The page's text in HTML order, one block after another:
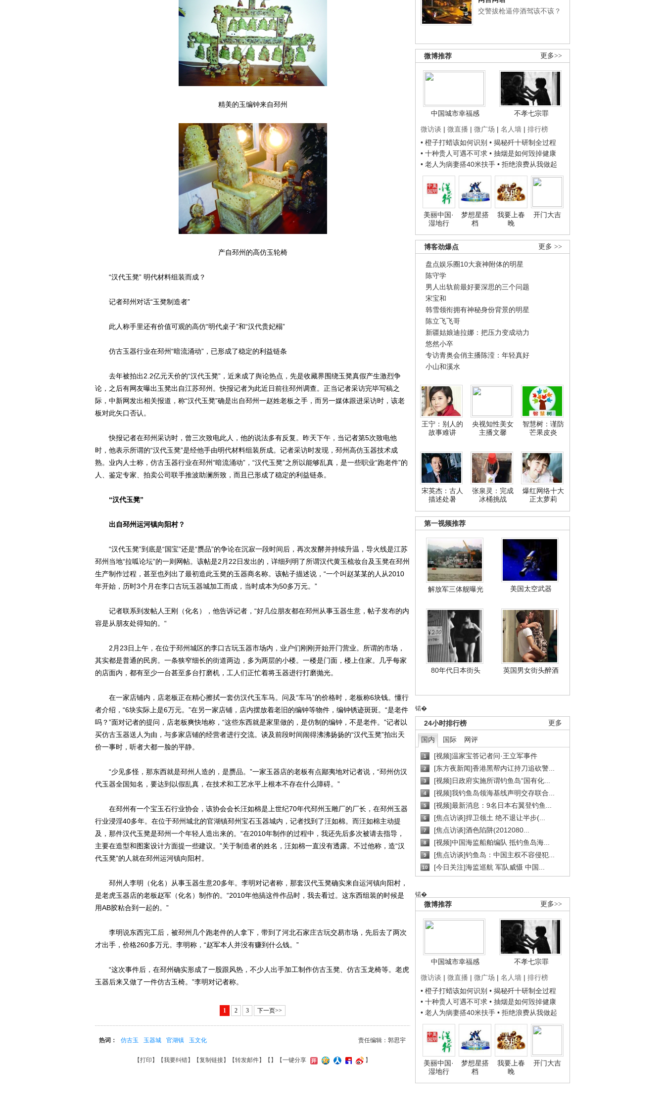
交警拔枪逼停酒驾该不该？
更多>>
微博推荐
中国城市幸福感
不孝七宗罪
微访谈 | 微直播 | 微广场 | 名人墙 | 排行榜
• 橙子打蜡该如何识别 • 揭秘歼十研制全过程
• 十种贵人可遇不可求 • 抽烟是如何毁掉健康
• 老人为病妻搭40米扶手 • 拒绝浪费从我做起
美丽中国·
湿地行
梦想星搭
档
我要上春
晚
开门大吉
更多 >>
博客劲爆点
盘点娱乐圈10大衰神附体的明星
陈守学
男人出轨前最好要深思的三个问题
宋宝和
韩雪领衔拥有神秘身份背景的明星
陈立飞飞哥
新疆姑娘迪拉娜：把压力变成动力
悠然小卒
专访青奥会俏主播陈滢：年轻真好
小山和溪水
王宁：别人的
故事难讲
央视知性美女
主播文馨
智慧树：谨防
芒果皮炎
宋英杰：古人
描述处暑
张泉灵：完成
冰桶挑战
爆红网络十大
正太萝莉
第一视频推荐
解放军三体舰曝光 美国太空武器
80年代日本街头 英国男女街头醉酒
锘�
更多
24小时排行榜
国内 国际 网评
1 [视频]温家宝答记者问·王立军事件
2 [东方夜新闻]香港黑帮内讧持刀追砍警...
3 [视频]日政府实施所谓钓鱼岛“国有化...
4 [视频]我钓鱼岛领海基线声明交存联合...
5 [视频]最新消息：9名日本右翼登钓鱼...
6 [焦点访谈]捍卫领土 绝不退让半步(...
7 [焦点访谈]酒色陷阱(2012080...
8 [视频]中国海监船舶编队 抵钓鱼岛海...
9 [焦点访谈]钓鱼岛：中国主权不容侵犯...
10 [今日关注]海监巡航 军队威慑 中国...
锘�
更多>>
微博推荐
中国城市幸福感
不孝七宗罪
微访谈 | 微直播 | 微广场 | 名人墙 | 排行榜
• 橙子打蜡该如何识别 • 揭秘歼十研制全过程
• 十种贵人可遇不可求 • 抽烟是如何毁掉健康
• 老人为病妻搭40米扶手 • 拒绝浪费从我做起
美丽中国·
湿地行
梦想星搭
档
我要上春
晚
开门大吉
精美的玉编钟来自邳州
产自邳州的高仿玉轮椅
“汉代玉凳” 明代材料组装而成？
记者邳州对话“玉凳制造者”
此人称手里还有价值可观的高仿“明代桌子”和“汉代贵妃榻”
仿古玉器行业在邳州“暗流涌动”，已形成了稳定的利益链条
去年被拍出2.2亿元天价的“汉代玉凳”，近来成了舆论热点，先是收藏界围绕玉凳真假产生激烈争
论，之后有网友曝出玉凳出自江苏邳州。快报记者为此近日前往邳州调查。正当记者采访完毕写稿之
际，中新网发出相关报道，称“汉代玉凳”确是出自邳州一赵姓老板之手，而另一媒体跟进采访时，该老
板对此矢口否认。
快报记者在邳州采访时，曾三次致电此人，他的说法多有反复。昨天下午，当记者第5次致电他
时，他表示所谓的“汉代玉凳”是经他手由明代材料组装所成。记者采访时发现，邳州高仿玉器技术成
熟。业内人士称，仿古玉器行业在邳州“暗流涌动”，“汉代玉凳”之所以能够乱真，是一些职业“跑老件”的
人、鉴定专家、拍卖公司联手推波助澜所致，而且已形成了稳定的利益链条。
“汉代玉凳”
出自邳州运河镇向阳村？
“汉代玉凳”到底是“国宝”还是“赝品”的争论在沉寂一段时间后，再次发酵并持续升温，导火线是江苏
邳州当地“拉呱论坛”的一则网帖。该帖是2月22日发出的，详细列明了所谓汉代黄玉梳妆台及玉凳在邳州
生产制作过程，甚至也列出了最初造此玉凳的玉器商名称。该帖子描述说，“一个叫赵某某的人从2010
年开始，历时3个月在李口古玩玉器城加工而成，当时成本为50多万元。”
记者联系到发帖人王刚（化名），他告诉记者，“好几位朋友都在邳州从事玉器生意，帖子发布的内
容是从朋友处得知的。“
2月23日上午，在位于邳州城区的李口古玩玉器市场内，业户们刚刚开始开门营业。所谓的市场，
其实都是普通的民房。一条狭窄细长的街道两边，多为两层的小楼。一楼是门面，楼上住家。几乎每家
的店面内，都有至少一台甚至多台打磨机，工人们正忙着将玉器进行打磨抛光。
在一家店铺内，店老板正在精心擦拭一套仿汉代玉车马。问及“车马”的价格时，老板称6块钱。懂行
者介绍，“6块实际上是6万元。”在另一家店铺，店内摆放着老旧的编钟等物件，编钟锈迹斑斑。“是老件
吗？”面对记者的提问，店老板爽快地称，“这些东西就是家里做的，是仿制的编钟，不是老件。”记者以
买仿古玉器送人为由，与多家店铺的经营者进行交流。谈及前段时间闹得沸沸扬扬的“汉代玉凳”拍出天
价一事时，听者大都一脸的平静。
“少见多怪，那东西就是邳州人造的，是赝品。”一家玉器店的老板有点鄙夷地对记者说，“邳州仿汉
代玉器全国知名，要达到以假乱真，在技术和工艺水平上根本不存在什么障碍。”
在邳州有一个宝玉石行业协会，该协会会长汪如棉是上世纪70年代邳州玉雕厂的厂长，在邳州玉器
行业浸淫40多年。在位于邳州城北的官湖镇邳州宝石玉器城内，记者找到了汪如棉。而汪如棉主动提
及，那件汉代玉凳是邳州一个年轻人造出来的。“在2010年制作的过程中，我还先后多次被请去指导，
主要在造型和图案设计方面提一些建议。”关于制造者的姓名，汪如棉一直没有透露。不过他称，造“汉
代玉凳”的人就在邳州运河镇向阳村。
邳州人李明（化名）从事玉器生意20多年。李明对记者称，那套汉代玉凳确实来自运河镇向阳村，
是老虎玉器店的老板赵军（化名）制作的。“2010年他搞这件作品时，我去看过。这东西组装的时候是
用AB胶粘合到一起的。”
李明说东西完工后，被邳州几个跑老件的人拿下，带到了河北石家庄古玩交易市场，先后去了两次
才出手，价格260多万元。李明称，“赵军本人并没有赚到什么钱。”
“这次事件后，在邳州确实形成了一股跟风热，不少人出手加工制作仿古玉凳、仿古玉龙椅等。老虎
玉器后来又做了一件仿古玉椅。”李明对记者称。
1 2 3 下一页>>
责任编辑：郭思宇
热词： 仿古玉 玉器城 官湖镇 玉文化
【打印 】【我要纠错】【复制链接】【转发邮件】【 】 【一键分享 】